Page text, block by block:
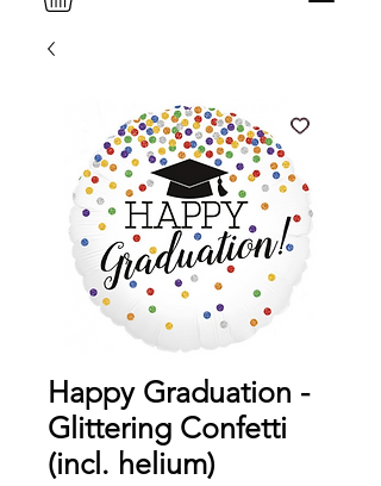
Happy Graduation -
Glittering Confetti
(incl. helium)